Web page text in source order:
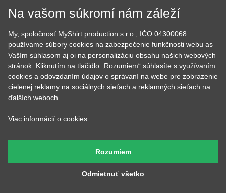
KONTAKT
+420 606 105 375
info@myshirt.cz
Podhorská 752/50
46601 Jablonec nad Nisou, Česko
Na vašom súkromí nám záleží
My, spoločnosť MyShirt production s.r.o., IČO 04300068
používame súbory cookies na zabezpečenie funkčnosti webu as
Vaším súhlasom aj oi na personalizáciu obsahu našich webových
stránok. Kliknutím na tlačidlo „Rozumiem“ súhlasíte s využívaním
cookies a odovzdaním údajov o správaní na webe pre zobrazenie
cielenej reklamy na sociálnych sieťach a reklamných sieťach na
ďalších weboch.
Viac informácií o cookies
Odmietnuť všetko
Rozumiem